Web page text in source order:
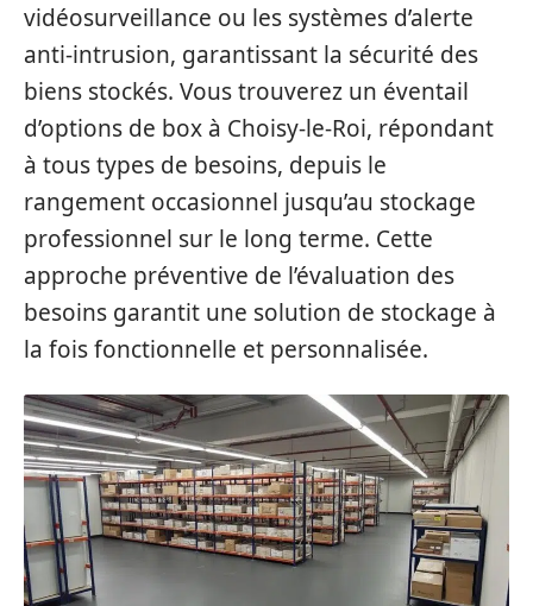
vidéosurveillance ou les systèmes d’alerte
anti-intrusion, garantissant la sécurité des
biens stockés. Vous trouverez un éventail
d’options de box à Choisy-le-Roi, répondant
à tous types de besoins, depuis le
rangement occasionnel jusqu’au stockage
professionnel sur le long terme. Cette
approche préventive de l’évaluation des
besoins garantit une solution de stockage à
la fois fonctionnelle et personnalisée.